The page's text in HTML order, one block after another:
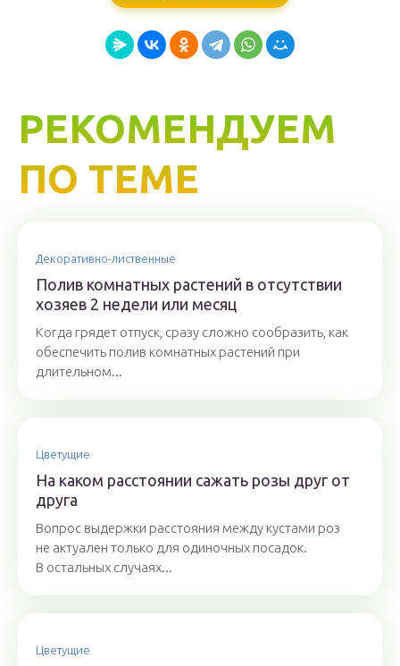
РЕКОМЕНДУЕМ
ПО ТЕМЕ
Декоративно-лиственные
Полив комнатных растений в отсутствии
хозяев 2 недели или месяц
Когда грядет отпуск, сразу сложно сообразить, как
обеспечить полив комнатных растений при
длительном...
Цветущие
На каком расстоянии сажать розы друг от
друга
Вопрос выдержки расстояния между кустами роз
не актуален только для одиночных посадок.
В остальных случаях...
Цветущие